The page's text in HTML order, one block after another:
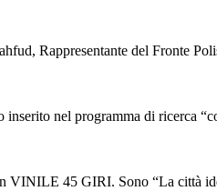
Rappresentante del Fronte
nel programma di ricerca
45 GIRI. Sono “La città